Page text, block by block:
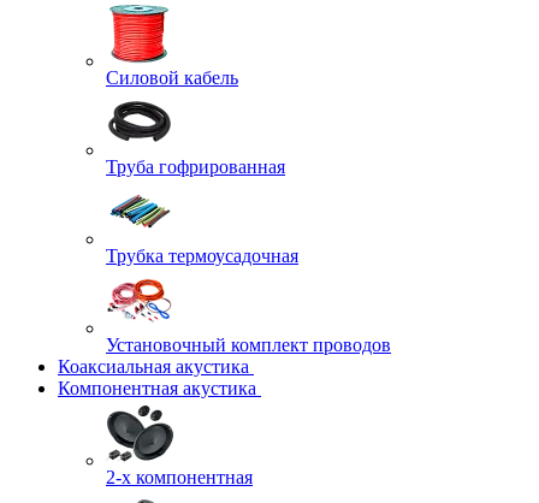
Силовой кабель
Труба гофрированная
Трубка термоусадочная
Установочный комплект проводов
Коаксиальная акустика
Компонентная акустика
2-х компонентная